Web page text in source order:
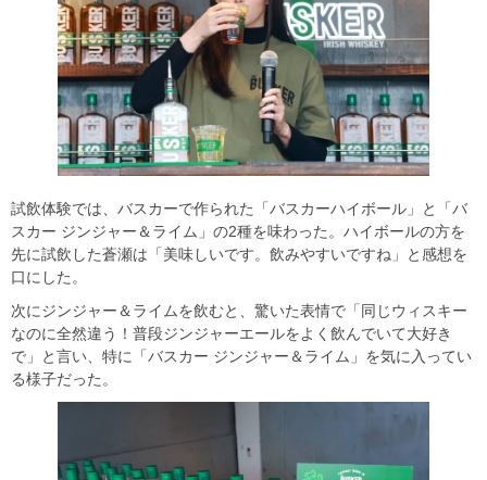
試飲体験では、バスカーで作られた「バスカーハイボール」と「バ
スカー ジンジャー＆ライム」の2種を味わった。ハイボールの方を
先に試飲した蒼瀬は「美味しいです。飲みやすいですね」と感想を
口にした。
次にジンジャー＆ライムを飲むと、驚いた表情で「同じウィスキー
なのに全然違う！普段ジンジャーエールをよく飲んでいて大好き
で」と言い、特に「バスカー ジンジャー＆ライム」を気に入ってい
る様子だった。